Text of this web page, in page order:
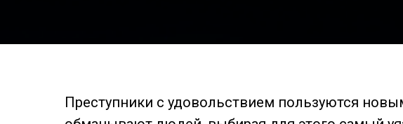
Преступники с удовольствием пользуются